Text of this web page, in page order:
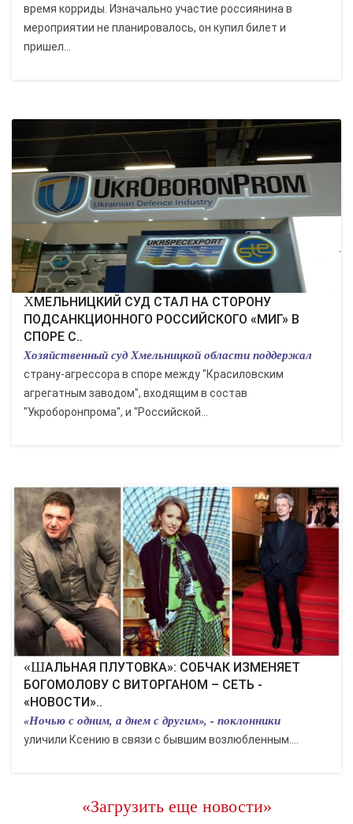
время корриды. Изначально участие россиянина в
мероприятии не планировалось, он купил билет и
пришел...
ХМЕЛЬНИЦКИЙ СУД СТАЛ НА СТОРОНУ
ПОДСАНКЦИОННОГО РОССИЙСКОГО «МИГ» В
СПОРЕ С..
Хозяйственный суд Хмельницкой области поддержал
страну-агрессора в споре между "Красиловским
агрегатным заводом", входящим в состав
"Укроборонпрома", и "Российской...
«ШАЛЬНАЯ ПЛУТОВКА»: СОБЧАК ИЗМЕНЯЕТ
БОГОМОЛОВУ С ВИТОРГАНОМ – СЕТЬ -
«НОВОСТИ»..
«Ночью с одним, а днем с другим», - поклонники
уличили Ксению в связи с бывшим возлюбленным....
«Загрузить еще новости»